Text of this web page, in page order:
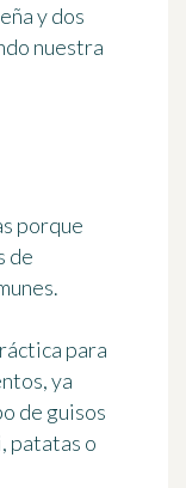
y dos
nuestra
porque
de
para
ya
de guisos
patatas o